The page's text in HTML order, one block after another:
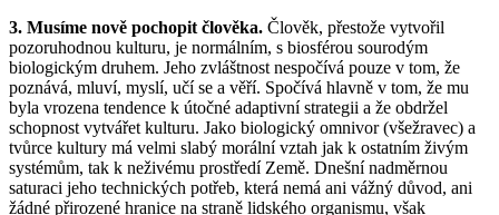
3. Musíme nově pochopit člověka. Člověk, přestože vytvořil
pozoruhodnou kulturu, je normálním, s biosférou sourodým
biologickým druhem. Jeho zvláštnost nespočívá pouze v tom, že
poznává, mluví, myslí, učí se a věří. Spočívá hlavně v tom, že mu
byla vrozena tendence k útočné adaptivní strategii a že obdržel
schopnost vytvářet kulturu. Jako biologický omnivor (všežravec) a
tvůrce kultury má velmi slabý morální vztah jak k ostatním živým
systémům, tak k neživému prostředí Země. Dnešní nadměrnou
saturaci jeho technických potřeb, která nemá ani vážný důvod, ani
žádné přirozené hranice na straně lidského organismu, však